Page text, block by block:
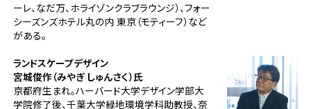
ーレ、なだ万、ホライゾンクラブラウンジ）、フォー
シーズンズホテル丸の内 東京（モティーフ）など
がある。
ランドスケープデザイン
宮城俊作（みやぎ しゅんさく）氏
京都府生まれ。ハーバード大学デザイン学部大
学院修了後、千葉大学緑地環境学科助教授、奈